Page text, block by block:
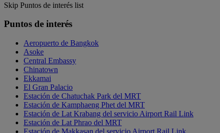
Skip Puntos de interés list
Puntos de interés
Aeropuerto de Bangkok
Asoke
Central Embassy
Chinatown
Ekkamai
El Gran Palacio
Estación de Chatuchak Park del MRT
Estación de Kamphaeng Phet del MRT
Estación de Lat Krabang del servicio Airport Rail Link
Estación de Lat Phrao del MRT